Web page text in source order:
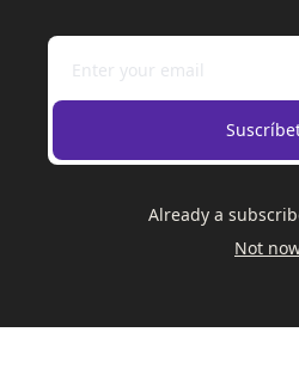
Already a
Not